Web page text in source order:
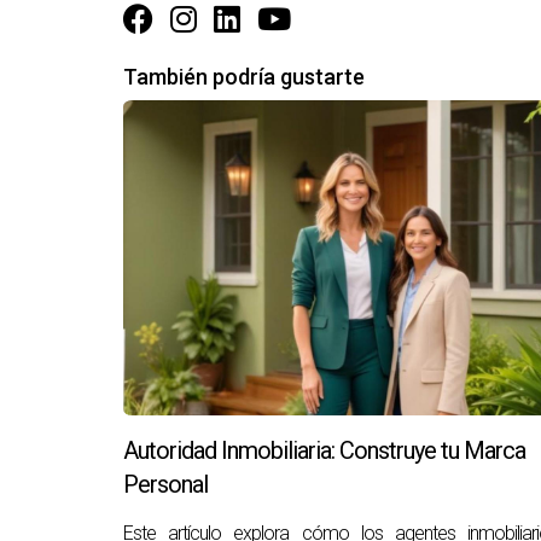
¡Tu camino hacia la libertad financiera comienza
También podría gustarte
Autoridad Inmobiliaria: Construye tu Marca
Personal
Este artículo explora cómo los agentes